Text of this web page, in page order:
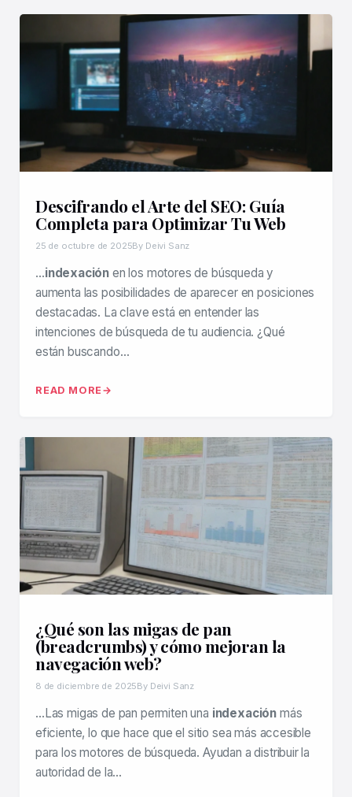
Descifrando el Arte del SEO: Guía
Completa para Optimizar Tu Web
25 de octubre de 2025By Deivi Sanz
…indexación en los motores de búsqueda y
aumenta las posibilidades de aparecer en posiciones
destacadas. La clave está en entender las
intenciones de búsqueda de tu audiencia. ¿Qué
están buscando…
READ MORE
¿Qué son las migas de pan
(breadcrumbs) y cómo mejoran la
navegación web?
8 de diciembre de 2025By Deivi Sanz
…Las migas de pan permiten una indexación más
eficiente, lo que hace que el sitio sea más accesible
para los motores de búsqueda. Ayudan a distribuir la
autoridad de la…